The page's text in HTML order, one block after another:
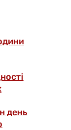
день